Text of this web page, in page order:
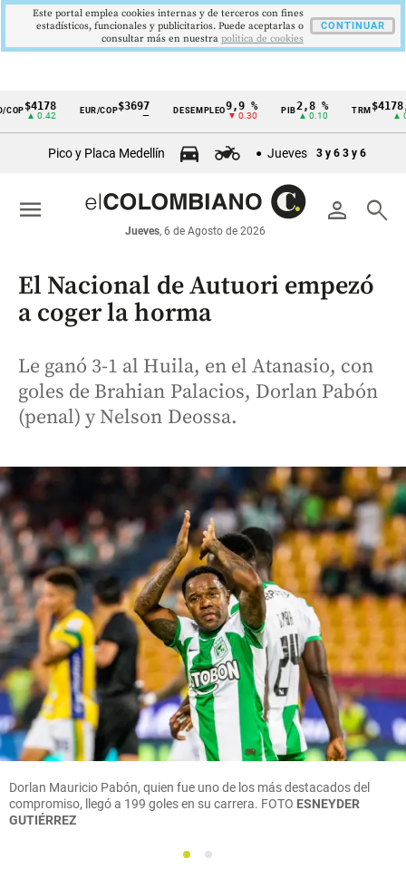
Cintillo
económicos
Colombia
0.42
EUR/COP$3697
—
DESEMPLEO9,9 %
▼ 0.30
PIB 2,8 %
▲ 0.10
TRM $4178,23
▲ 0.42
Pico y Placa Medellín Jueves 3 y 6 3 y 6
person search
Jueves, 6 de Agosto de 2026
menu
El Nacional de Autuori empezó
a coger la horma
Le ganó 3-1 al Huila, en el Atanasio, con
goles de Brahian Palacios, Dorlan Pabón
(penal) y Nelson Deossa.
Dorlan Mauricio Pabón, quien fue uno de los más destacados del
compromiso, llegó a 199 goles en su carrera. FOTO ESNEYDER
GUTIÉRREZ
1 2
Este portal emplea cookies internas y de terceros con fines
estadísticos, funcionales y publicitarios. Puede aceptarlas o
consultar más en nuestra politica de cookies
CONTINUAR